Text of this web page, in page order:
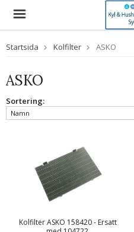
Startsida Kolfilter ASKO
ASKO
Sortering:
Kolfilter ASKO 158420 - Ersatt